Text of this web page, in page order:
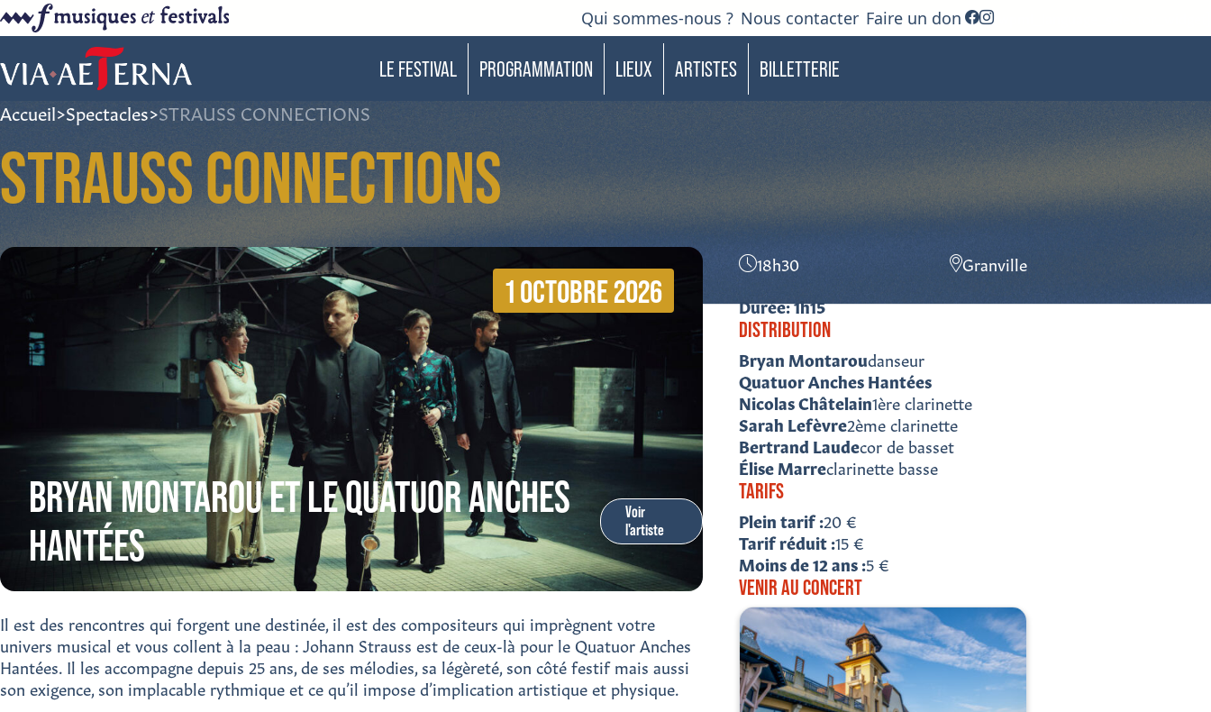
Qui sommes-nous ? Nous contacter Faire un don
LE FESTIVAL PROGRAMMATION LIEUX ARTISTES BILLETTERIE
Accueil>Spectacles>STRAUSS CONNECTIONS
STRAUSS CONNECTIONS
BRYAN MONTAROU ET LE QUATUOR ANCHES
HANTÉES
Voir
l'artiste
1 OCTOBRE 2026
Il est des rencontres qui forgent une destinée, il est des compositeurs qui imprègnent votre
univers musical et vous collent à la peau : Johann Strauss est de ceux-là pour le Quatuor Anches
Hantées. Il les accompagne depuis 25 ans, de ses mélodies, sa légèreté, son côté festif mais aussi
son exigence, son implacable rythmique et ce qu’il impose d’implication artistique et physique.
18h30 Granville
Durée: 1h15
DISTRIBUTION
Bryan Montaroudanseur
Quatuor Anches Hantées
Nicolas Châtelain1ère clarinette
Sarah Lefèvre2ème clarinette
Bertrand Laudecor de basset
Élise Marreclarinette basse
TARIFS
Plein tarif 20 €
Tarif réduit 15 €
Moins de 12 ans 5 €
VENIR AU CONCERT